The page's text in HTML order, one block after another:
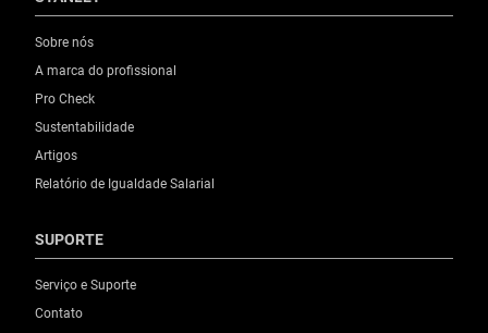
Sobre nós
A marca do profissional
Pro Check
Sustentabilidade
Artigos
Relatório de Igualdade Salarial
SUPORTE
Serviço e Suporte
Contato